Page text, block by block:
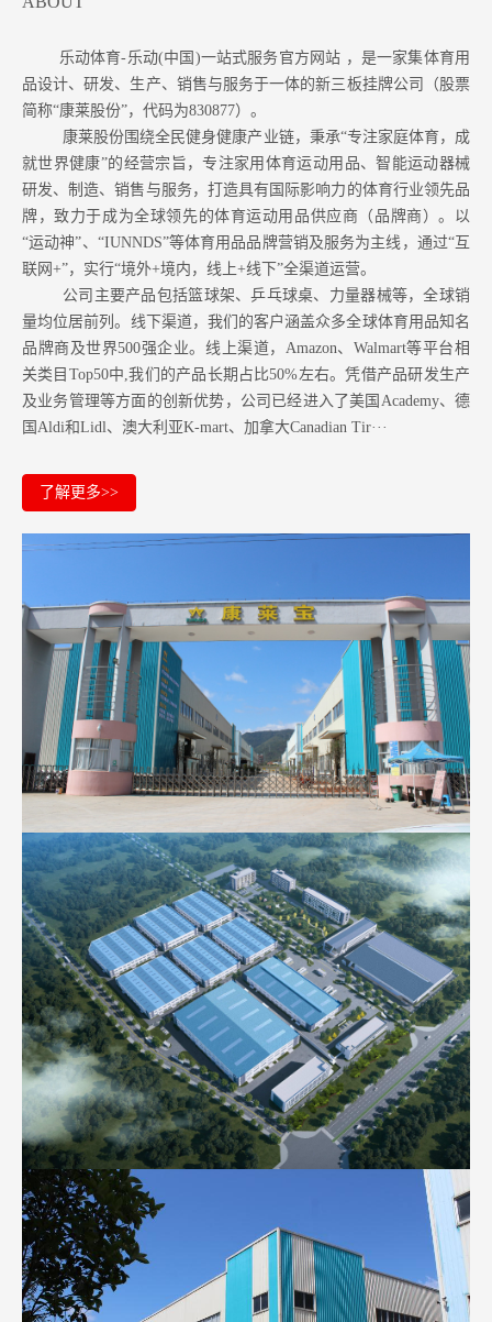
乐动体育-乐动(中国)一站式服务官方网站 ，是一家集体育用
品设计、研发、生产、销售与服务于一体的新三板挂牌公司（股票
简称“康莱股份”，代码为830877）。
康莱股份围绕全民健身健康产业链，秉承“专注家庭体育，成
就世界健康”的经营宗旨，专注家用体育运动用品、智能运动器械
研发、制造、销售与服务，打造具有国际影响力的体育行业领先品
牌，致力于成为全球领先的体育运动用品供应商（品牌商）。以
“运动神”、“IUNNDS”等体育用品品牌营销及服务为主线，通过“互
联网+”，实行“境外+境内，线上+线下”全渠道运营。
公司主要产品包括篮球架、乒乓球桌、力量器械等，全球销
量均位居前列。 线下渠道，我们的客户涵盖众多全球体育用品知名
品牌商及世界500强企业。 线上渠道，Amazon、Walmart等平台相
关类目Top50中,我们的产品长期占比50%左右。凭借产品研发生产
及业务管理等方面的创新优势，公司已经进入了美国Academy、德
国Aldi和Lidl、澳大利亚K-mart、加拿大Canadian Tir···
了解更多>>